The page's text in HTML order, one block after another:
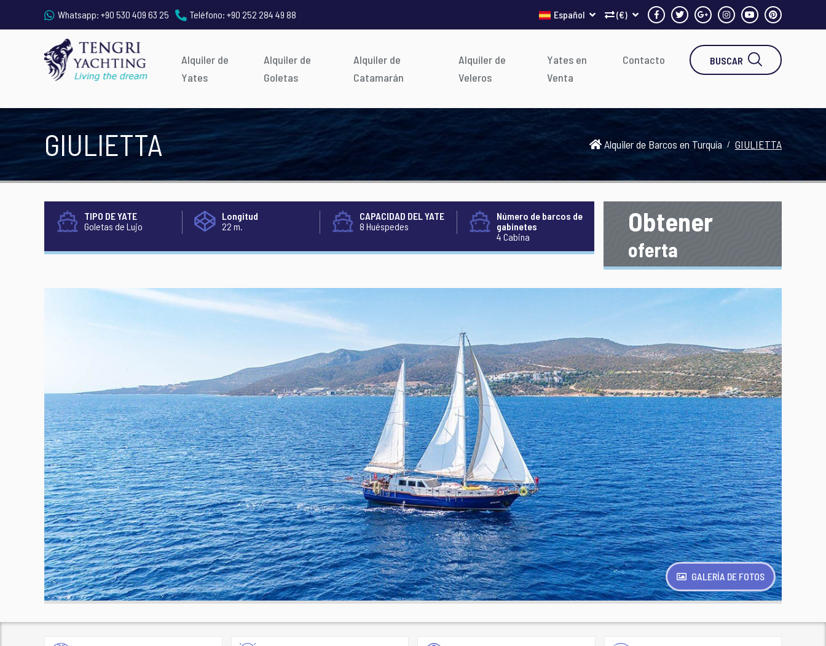
Whatsapp: +90 530 409 63 25 Teléfono: +90 252 284 49 88 (€)
Español
Alquiler de
Yates
Alquiler de
Goletas
Alquiler de
Catamarán
Alquiler de
Veleros
Yates en
Venta
Contacto BUSCAR
GIULIETTA Alquiler de Barcos en Turquía GIULIETTA
TIPO DE YATE
Goletas de Lujo
Longitud
22 m.
CAPACIDAD DEL YATE
8 Huéspedes
Número de barcos de
gabinetes
4 Cabina
Obtener
oferta
GALERÍA DE FOTOS